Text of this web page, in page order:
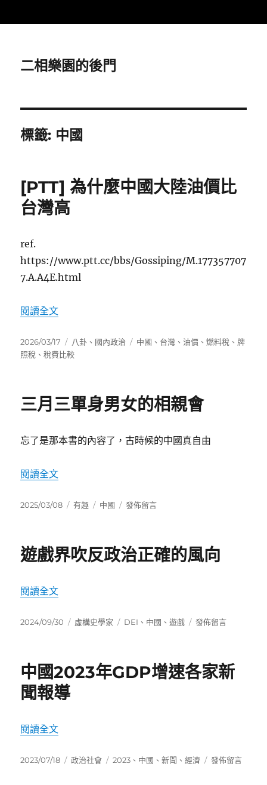
二相樂園的後門
標籤: 中國
[PTT] 為什麼中國大陸油價比
台灣高
ref.
https://www.ptt.cc/bbs/Gossiping/M.177357707
7.A.A4E.html
閱讀全文〈[PTT] 為什麼中國大陸油價比台灣高〉
發
佈
2026/03/17
分
類
八卦 、 國內政治
標
中國 、 台灣 、油價 、燃料稅 、 牌
照稅 、稅費比較
三月三單身男女的相親會
忘了是那本書的內容了，古時候的中國真自由
閱讀全文〈三月三單身男女的相親會〉
發
2025/03/08
分
有趣
標
中國
在
單
發佈留言
遊戲界吹反政治正確的風向
閱讀全文〈遊戲界吹反政治正確的風向〉
發
2024/09/30
分
虛構史學家
標
DEI 、 中國 、遊戲
在
吹
風
發佈留言
中國2023年GDP增速各家新
聞報導
閱讀全文〈中國2023年GDP增速各家新聞報導〉
發
2023/07/18
分
政治社會
標
2023 、 中國 、新聞 、經濟
在
發佈留言